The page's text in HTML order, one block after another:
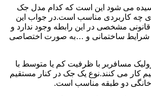
می شود این است که کدام مدل جک
چه کاربردی مناسب است.در جواب این
مشخصی در این رابطه وجود ندارد و
شرایط ساختمانی و …به صورت اختصاصی
مسافربر با ظرفیت کم یا متوسط با
کار می کنند.نوع یک جک در کنار مستقیم
خانگی دو طبقه مناسب است.